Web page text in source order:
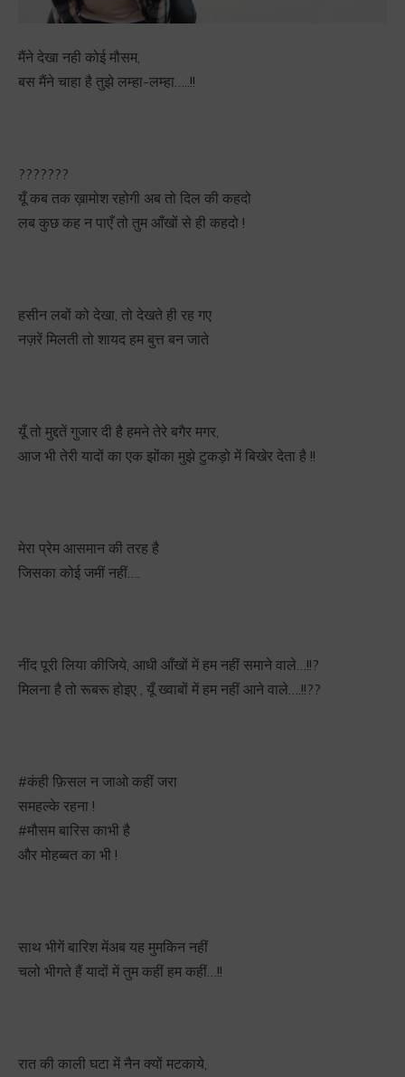
मैंने देखा नही कोई मौसम,
बस मैंने चाहा है तुझे लम्हा-लम्हा…..!!
???????
यूँ कब तक ख़ामोश रहोगी अब तो दिल की कहदो
लब कुछ कह न पाएँ तो तुम आँखों से ही कहदो !
हसीन लबों को देखा, तो देखते ही रह गए
नज़रें मिलती तो शायद हम बुत्त बन जाते
यूँ तो मुद्दतें गुजार दी है हमने तेरे बगैर मगर,
आज भी तेरी यादों का एक झोंका मुझे टुकड़ो में बिखेर देता है !!
मेरा प्रेम आसमान की तरह है
जिसका कोई जमीं नहीं….
नींद पूरी लिया कीजिये, आधी आँखों में हम नहीं समाने वाले…!!?
मिलना है तो रूबरू होइए , यूँ ख्वाबों में हम नहीं आने वाले….!!??
#कंही फ़िसल न जाओ कहीं जरा
समहल्के रहना !
#मौसम बारिस काभी है
और मोहब्बत का भी !
साथ भीगें बारिश मेंअब यह मुमकिन नहीं
चलो भीगते हैं यादों में तुम कहीं हम कहीं…!!
रात की काली घटा में नैन क्यों मटकाये,